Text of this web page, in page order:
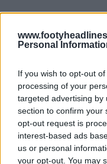
Personal
If you wish to opt-out
processing of your
targeted advertising by
section to confirm your
opt-out request is
interest-based ads
us or personal
your opt-out. You may